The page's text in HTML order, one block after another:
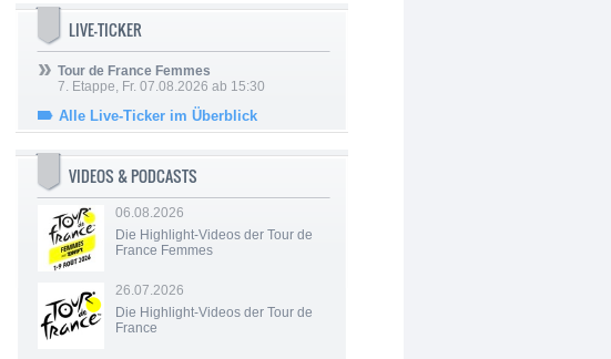
LIVE-TICKER
Tour de France Femmes
7. Etappe, Fr. 07.08.2026 ab 15:30
Alle Live-Ticker im Überblick
VIDEOS & PODCASTS
06.08.2026
Die Highlight-Videos der Tour de
France Femmes
26.07.2026
Die Highlight-Videos der Tour de
France